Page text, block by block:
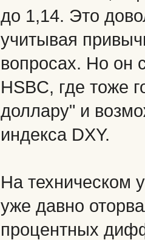
до 1,14. Это
учитывая
вопросах. Но он
HSBC, где тоже
доллару" и
индекса DXY.
На техническом
уже давно
процентных